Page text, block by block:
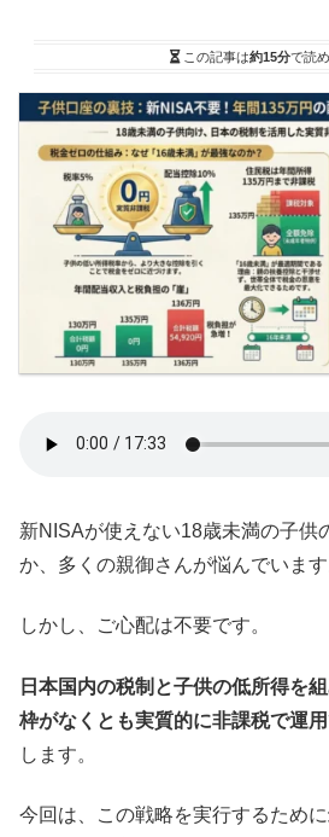
この記事は約15分で読
新NISAが使えない18歳未満の子供
か、多くの親御さんが悩んでいます
しかし、ご心配は不要です。
日本国内の税制と子供の低所得を
枠がなくとも実質的に非課税で運用
します。
今回は、この戦略を実行するために